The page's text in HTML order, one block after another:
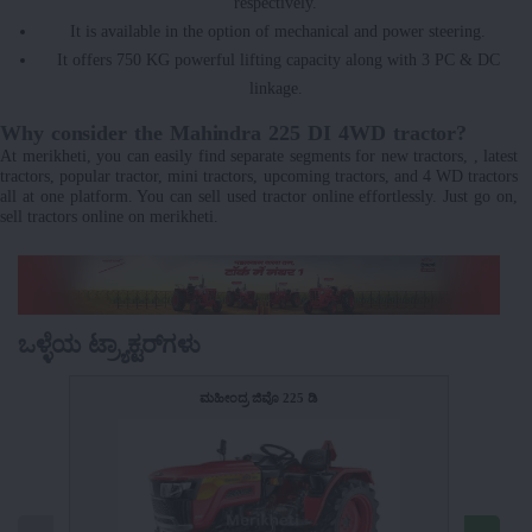
It is available in the option of mechanical and power steering.
It offers 750 KG powerful lifting capacity along with 3 PC & DC
linkage.
At merikheti, you can easily find separate segments for new tractors, , latest
tractors, popular tractor, mini tractors, upcoming tractors, and 4 WD tractors
all at one platform. You can sell used tractor online effortlessly. Just go on,
sell tractors online on merikheti.
ಮಹೀಂದ್ರ ಜಿವೊ 225 ಡಿ